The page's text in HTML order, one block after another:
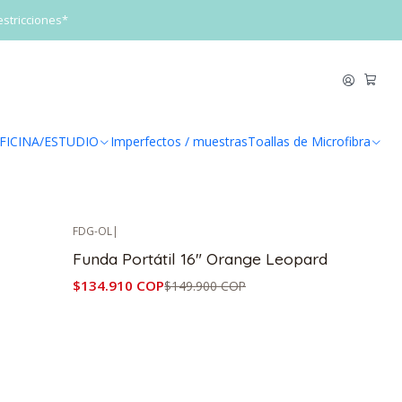
ESTUDIO Imperfectos / muestrasToallas de Microfibra
FDA-PDO|
FDG-OL|
Funda Portátil 16" Orange Leopard
$134.910 COP$149.900 COP